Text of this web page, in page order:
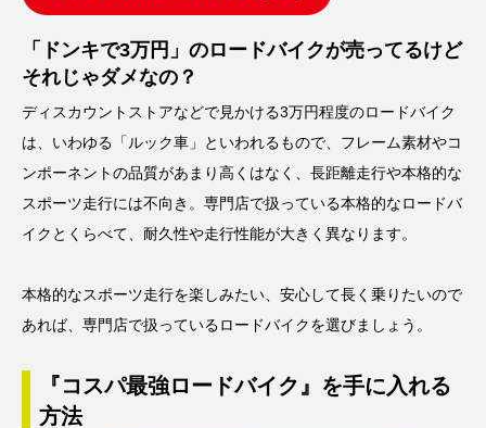
「ドンキで3万円」のロードバイクが売ってるけど
それじゃダメなの？
ディスカウントストアなどで見かける3万円程度のロードバイク
は、いわゆる「ルック車」といわれるもので、フレーム素材やコ
ンポーネントの品質があまり高くはなく、長距離走行や本格的な
スポーツ走行には不向き。専門店で扱っている本格的なロードバ
イクとくらべて、耐久性や走行性能が大きく異なります。
本格的なスポーツ走行を楽しみたい、安心して長く乗りたいので
あれば、専門店で扱っているロードバイクを選びましょう。
『コスパ最強ロードバイク』を手に入れる
方法